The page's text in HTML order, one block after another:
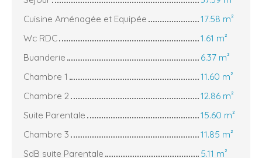
Cuisine Aménagée et Equipée
17.58 m²
Wc RDC
1.61 m²
Buanderie
6.37 m²
Chambre 1
11.60 m²
Chambre 2
12.86 m²
Suite Parentale
15.60 m²
Chambre 3
11.85 m²
SdB suite Parentale
5.11 m²